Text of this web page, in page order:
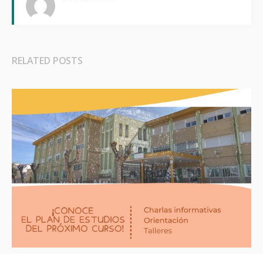
RELATED POSTS